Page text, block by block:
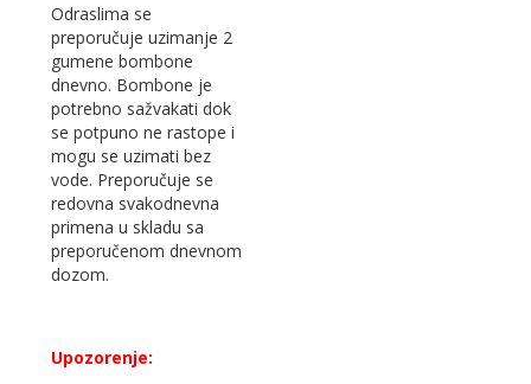
Odraslima se
preporučuje uzimanje 2
gumene bombone
dnevno. Bombone je
potrebno sažvakati dok
se potpuno ne rastope i
mogu se uzimati bez
vode. Preporučuje se
redovna svakodnevna
primena u skladu sa
preporučenom dnevnom
dozom.
Upozorenje: